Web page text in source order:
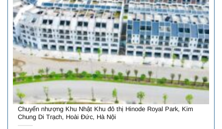
Chuyển nhượng Khu Nhật Khu đô thị Hinode Royal Park, Kim
Chung Di Trạch, Hoài Đức, Hà Nội